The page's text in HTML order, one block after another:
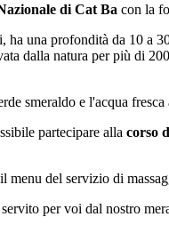
di Cat Ba con la
una profondità da 10 a
dalla natura per più di
smeraldo e l'acqua fresca
partecipare alla corso
menu del servizio di
per voi dal nostro